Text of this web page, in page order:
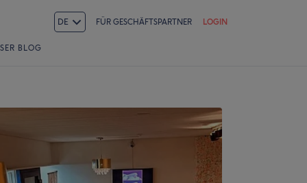
DE FÜR GESCHÄFTSPARTNER LOGIN
BLOG